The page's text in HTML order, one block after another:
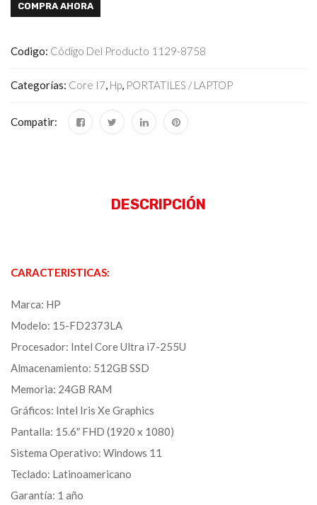
COMPRA AHORA
Codigo: Código Del Producto 1129-8758
Categorías: Core I7, Hp, PORTATILES / LAPTOP
Compatir:
DESCRIPCIÓN
CARACTERISTICAS:
Marca: HP
Modelo: 15-FD2373LA
Procesador: Intel Core Ultra i7-255U
Almacenamiento: 512GB SSD
Memoria: 24GB RAM
Gráficos: Intel Iris Xe Graphics
Pantalla: 15.6″ FHD (1920 x 1080)
Sistema Operativo: Windows 11
Teclado: Latinoamericano
Garantía: 1 año